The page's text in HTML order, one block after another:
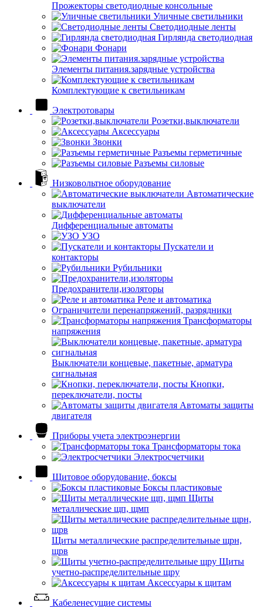
Прожекторы светодиодные консольные
Уличные светильники
Светодиодные ленты
Гирлянда светодиодная
Фонари
Элементы питания.зарядные устройства
Комплектующие к светильникам
Электротовары
Розетки,выключатели
Аксессуары
Звонки
Разъемы герметичные
Разъемы силовые
Низковольтное оборудование
Автоматические
выключатели
Дифференциальные автоматы
УЗО
Пускатели и
контакторы
Рубильники
Предохранители,изоляторы
Реле и автоматика
Ограничители перенапряжений, разрядники
Трансформаторы
напряжения
Выключатели концевые, пакетные, арматура
сигнальная
Кнопки,
переключатели, посты
Автоматы защиты
двигателя
Приборы учета электроэнергии
Трансформаторы тока
Электросчетчики
Щитовое оборудование, боксы
Боксы пластиковые
Щиты
металлические щп, щмп
Щиты металлические распределительные щрн,
щрв
Щиты
учетно-распределительные щру
Аксессуары к щитам
Кабеленесущие системы